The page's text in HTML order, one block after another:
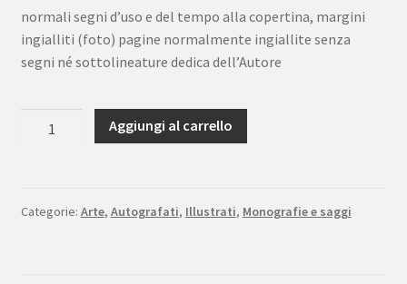
normali segni d’uso e del tempo alla copertina, margini
ingialliti (foto) pagine normalmente ingiallite senza
segni né sottolineature dedica dell’Autore
di
Aggiungi al carrello
Categorie: Arte, Autografati, Illustrati, Monografie e saggi